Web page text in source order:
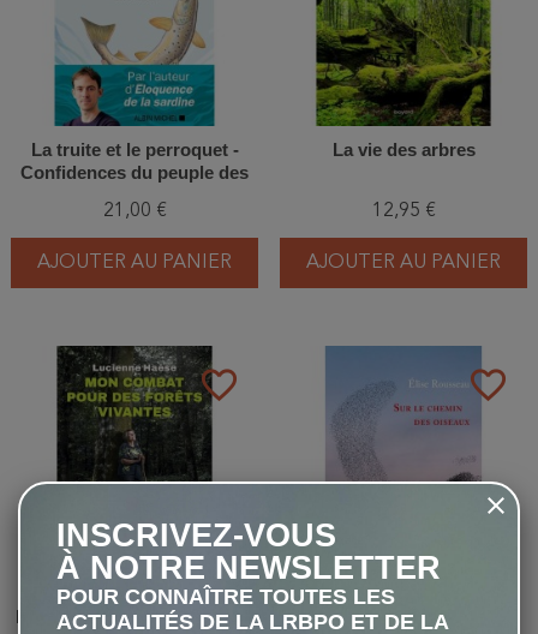
La truite et le perroquet -
Confidences du peuple des
21,00 €
AJOUTER AU PANIER
La vie des arbres
12,95 €
AJOUTER AU PANIER
favorite_border
Mon combat pour des forêts
favorite_border
Sur le chemin des oiseaux
INSCRIVEZ-VOUS
À NOTRE NEWSLETTER
POUR CONNAÎTRE TOUTES LES
ACTUALITÉS DE LA LRBPO ET DE LA